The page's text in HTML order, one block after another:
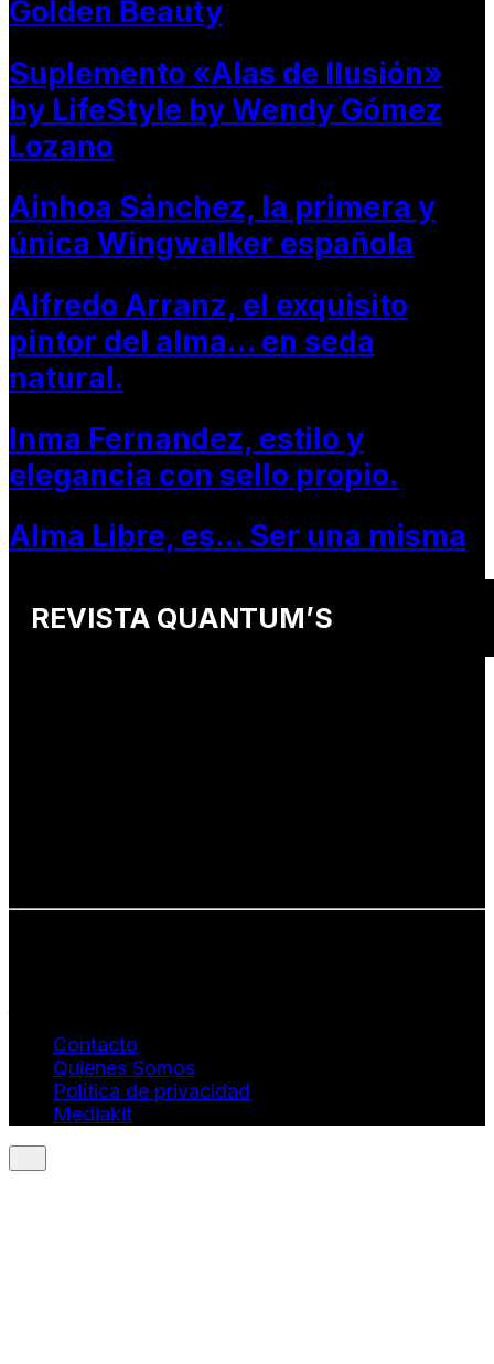
Golden Beauty
Suplemento «Alas de Ilusión»
by LifeStyle by Wendy Gómez
Lozano
Ainhoa Sánchez, la primera y
única Wingwalker española
Alfredo Arranz, el exquisito
pintor del alma… en seda
natural.
Inma Fernandez, estilo y
elegancia con sello propio.
Alma Libre, es… Ser una misma
REVISTA QUANTUM’S
Contacto
Quienes Somos
Política de privacidad
Mediakit